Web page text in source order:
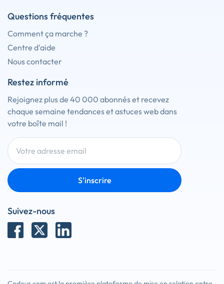
Questions fréquentes
Comment ça marche ?
Centre d'aide
Nous contacter
Restez informé
Rejoignez plus de 40 000 abonnés et recevez
chaque semaine tendances et astuces web dans
votre boîte mail !
S'inscrire
Suivez-nous